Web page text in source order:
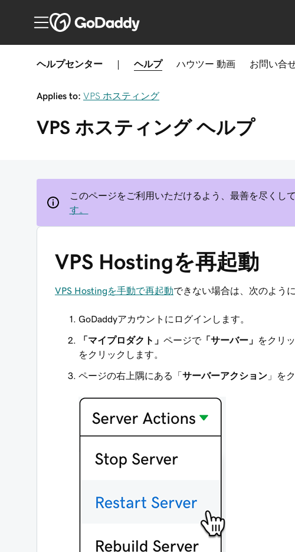
ヘルプセンター ヘルプ ハウツー 動画 お問い合
Applies to: VPS ホスティング
VPS ホスティング ヘルプ
このページをご利用いただけるよう、最善を尽くし
す。
VPS Hostingを再起動
VPS Hostingを手動で再起動できない場合は、次のよう
GoDaddyアカウントにログインします。
「マイプロダクト」 ページで「サーバー」 をクリ
をクリックします。
ページの右上隅にある「 サーバーアクション 」を